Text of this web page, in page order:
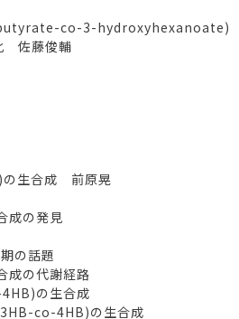
co-3-hydroxyhexanoate)
佐藤俊輔
生合成 前原晃
の発見
の話題
の代謝経路
の生合成
co-4HB)の生合成